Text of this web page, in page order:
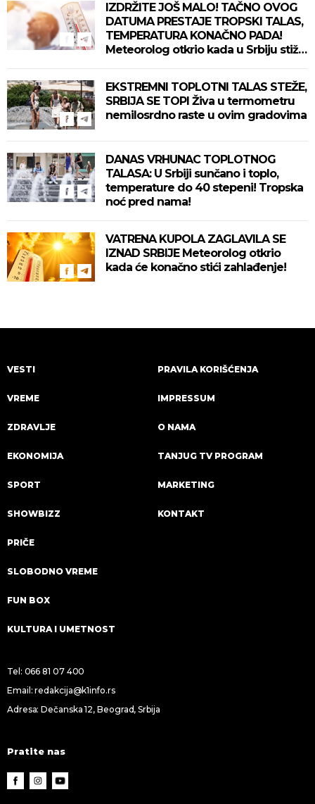
IZDRŽITE JOŠ MALO! TAČNO OVOG
DATUMA PRESTAJE TROPSKI TALAS,
TEMPERATURA KONAČNO PADA!
Meteorolog otkrio kada u Srbiju stiže
EKSTREMNI TOPLOTNI TALAS STEŽE,
SRBIJA SE TOPI Živa u termometru
nemilosrdno raste u ovim gradovima
DANAS VRHUNAC TOPLOTNOG
TALASA: U Srbiji sunčano i toplo,
temperature do 40 stepeni! Tropska
noć pred nama!
VATRENA KUPOLA ZAGLAVILA SE
IZNAD SRBIJE Meteorolog otkrio
kada će konačno stići zahlađenje!
VESTI
VREME
ZDRAVLJE
EKONOMIJA
SPORT
SHOWBIZZ
PRIČE
SLOBODNO VREME
FUN BOX
KULTURA I UMETNOST
PRAVILA KORIŠĆENJA
IMPRESSUM
O NAMA
TANJUG TV PROGRAM
MARKETING
KONTAKT
Tel: 066 81 07 400
Email:redakcija@k1info.rs
Adresa: Dečanska 12, Beograd, Srbija
Pratite nas